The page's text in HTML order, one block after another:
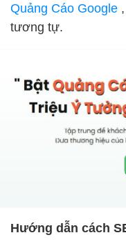
Quảng Cáo Google
tương tự.
Hướng dẫn cách